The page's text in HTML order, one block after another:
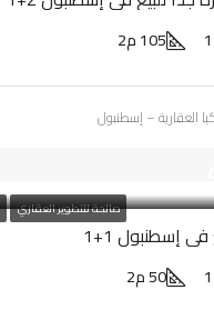
1 105 م2
العقارية – إسطنبول
صالحة للتطوير العقاري
إسطنبول 1+1
1 50 م2